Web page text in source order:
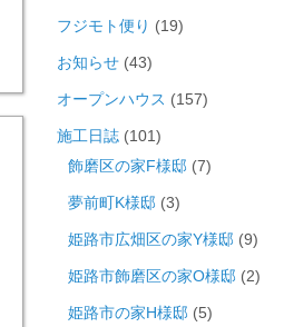
フジモト便り (19)
お知らせ (43)
オープンハウス (157)
施工日誌 (101)
飾磨区の家F様邸 (7)
夢前町K様邸 (3)
姫路市広畑区の家Y様邸 (9)
姫路市飾磨区の家O様邸 (2)
姫路市の家H様邸 (5)